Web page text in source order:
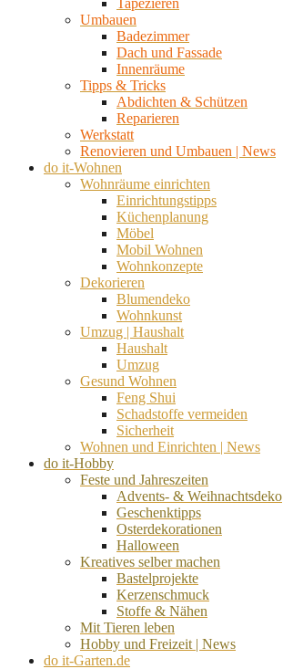
Tapezieren
Umbauen
Badezimmer
Dach und Fassade
Innenräume
Tipps & Tricks
Abdichten & Schützen
Reparieren
Werkstatt
Renovieren und Umbauen | News
do it-Wohnen
Wohnräume einrichten
Einrichtungstipps
Küchenplanung
Möbel
Mobil Wohnen
Wohnkonzepte
Dekorieren
Blumendeko
Wohnkunst
Umzug | Haushalt
Haushalt
Umzug
Gesund Wohnen
Feng Shui
Schadstoffe vermeiden
Sicherheit
Wohnen und Einrichten | News
do it-Hobby
Feste und Jahreszeiten
Advents- & Weihnachtsdeko
Geschenktipps
Osterdekorationen
Halloween
Kreatives selber machen
Bastelprojekte
Kerzenschmuck
Stoffe & Nähen
Mit Tieren leben
Hobby und Freizeit | News
do it-Garten.de